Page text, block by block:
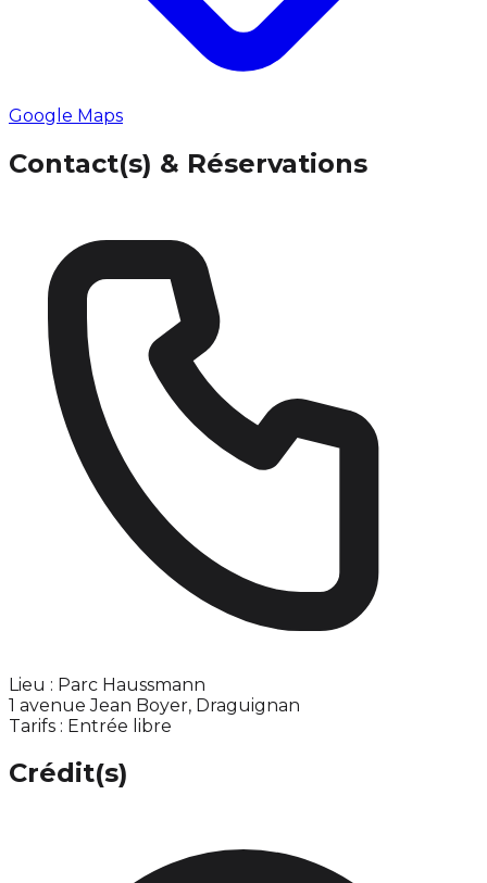
Google Maps
Contact(s) & Réservations
Lieu : Parc Haussmann
1 avenue Jean Boyer, Draguignan
Tarifs : Entrée libre
Crédit(s)